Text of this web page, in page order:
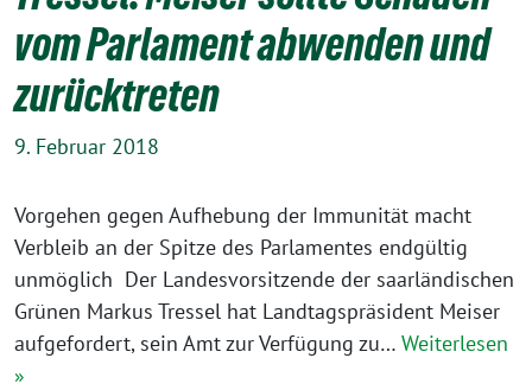
vom Parlament abwenden und
zurücktreten
9. Februar 2018
Vorgehen gegen Aufhebung der Immunität macht
Verbleib an der Spitze des Parlamentes endgültig
unmöglich Der Landesvorsitzende der saarländischen
Grünen Markus Tressel hat Landtagspräsident Meiser
aufgefordert, sein Amt zur Verfügung zu… Weiterlesen
»